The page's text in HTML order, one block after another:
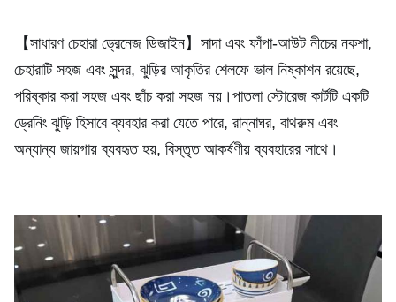
【সাধারণ চেহারা ড্রেনেজ ডিজাইন】সাদা এবং ফাঁপা-আউট নীচের নকশা,
চেহারাটি সহজ এবং সুন্দর, ঝুড়ির আকৃতির শেলফে ভাল নিষ্কাশন রয়েছে,
পরিষ্কার করা সহজ এবং ছাঁচ করা সহজ নয়।পাতলা স্টোরেজ কার্টটি একটি
ড্রেনিং ঝুড়ি হিসাবে ব্যবহার করা যেতে পারে, রান্নাঘর, বাথরুম এবং
অন্যান্য জায়গায় ব্যবহৃত হয়, বিস্তৃত আকর্ষণীয় ব্যবহারের সাথে।